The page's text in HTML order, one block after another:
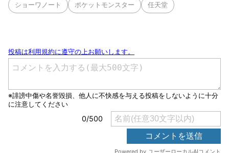
ショーワノート ポケットモンスター 任天堂